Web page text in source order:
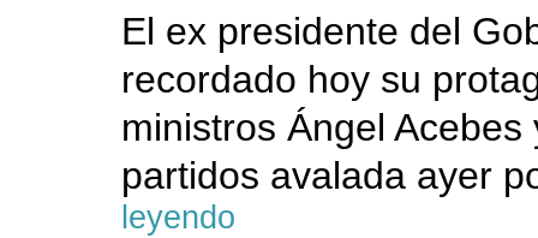
El ex presidente del
recordado hoy su
ministros Ángel
partidos avalada ayer
leyendo